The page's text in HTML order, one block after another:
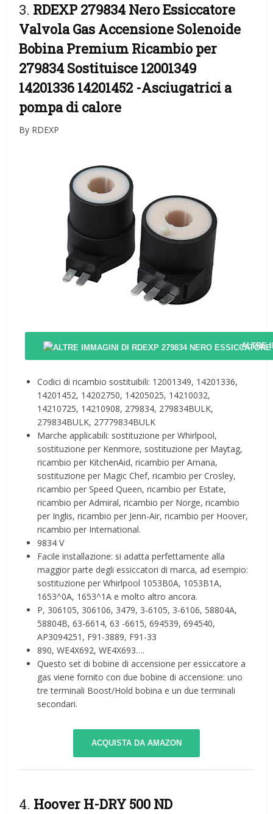
3. RDEXP 279834 Nero Essiccatore
Valvola Gas Accensione Solenoide
Bobina Premium Ricambio per
279834 Sostituisce 12001349
14201336 14201452 -Asciugatrici a
pompa di calore
By RDEXP
ALTRE
Codici di ricambio sostituibili: 12001349, 14201336,
14201452, 14202750, 14205025, 14210032,
14210725, 14210908, 279834, 279834BULK,
279834BULK, 27779834BULK
Marche applicabili: sostituzione per Whirlpool,
sostituzione per Kenmore, sostituzione per Maytag,
ricambio per KitchenAid, ricambio per Amana,
sostituzione per Magic Chef, ricambio per Crosley,
ricambio per Speed Queen, ricambio per Estate,
ricambio per Admiral, ricambio per Norge, ricambio
per Inglis, ricambio per Jenn-Air, ricambio per Hoover,
ricambio per International.
9834 V
Facile installazione: si adatta perfettamente alla
maggior parte degli essiccatori di marca, ad esempio:
sostituzione per Whirlpool 1053B0A, 1053B1A,
1653^0A, 1653^1A e molto altro ancora.
P, 306105, 306106, 3479, 3-6105, 3-6106, 58804A,
58804B, 63-6614, 63 -6615, 694539, 694540,
AP3094251, F91-3889, F91-33
890, WE4X692, WE4X693….
Questo set di bobine di accensione per essiccatore a
gas viene fornito con due bobine di accensione: uno
tre terminali Boost/Hold bobina e un due terminali
secondari.
ACQUISTA DA AMAZON
4. Hoover H-DRY 500 ND